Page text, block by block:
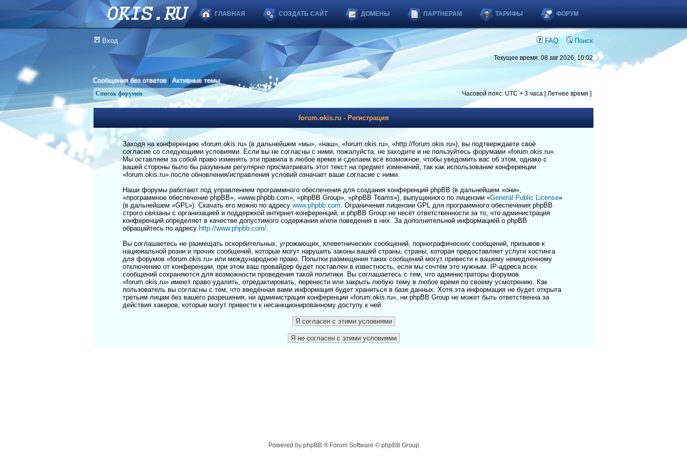
ГЛАВНАЯ СОЗДАТЬ САЙТ ДОМЕНЫ ПАРТНЕРАМ ТАРИФЫ ФОРУМ
Вход FAQ Поиск
Текущее время: 08 авг 2026, 10:02
Сообщения без ответов |Активные темы
Список форумов Часовой пояс: UTC + 3 часа [ Летнее время ]
forum.okis.ru - Регистрация
Заходя на конференцию «forum.okis.ru» (в дальнейшем «мы», «наш», «forum.okis.ru», «http://forum.okis.ru»), вы подтверждаете своё
согласие со следующими условиями. Если вы не согласны с ними, пожалуйста, не заходите и не пользуйтесь форумами «forum.okis.ru».
Мы оставляем за собой право изменять эти правила в любое время и сделаем всё возможное, чтобы уведомить вас об этом, однако с
вашей стороны было бы разумным регулярно просматривать этот текст на предмет изменений, так как использование конференции
«forum.okis.ru» после обновления/исправления условий означает ваше согласие с ними.
Наши форумы работают под управлением программного обеспечения для создания конференций phpBB (в дальнейшем «они»,
«программное обеспечение phpBB», «www.phpbb.com», «phpBB Group», «phpBB Teams»), выпущенного по лицензии «General Public License»
(в дальнейшем «GPL»). Скачать его можно по адресу www.phpbb.com. Ограничения лицензии GPL для программного обеспечения phpBB
строго связаны с организацией и поддержкой интернет-конференций, и phpBB Group не несёт ответственности за то, что администрация
конференций определяет в качестве допустимого содержания и/или поведения в них. За дополнительной информацией о phpBB
обращайтесь по адресу http://www.phpbb.com/.
Вы соглашаетесь не размещать оскорбительных, угрожающих, клеветнических сообщений, порнографических сообщений, призывов к
национальной розни и прочих сообщений, которые могут нарушить законы вашей страны, страны, которая предоставляет услуги хостинга
для форумов «forum.okis.ru» или международное право. Попытки размещения таких сообщений могут привести к вашему немедленному
отключению от конференции, при этом ваш провайдер будет поставлен в известность, если мы сочтём это нужным. IP-адреса всех
сообщений сохраняются для возможности проведения такой политики. Вы соглашаетесь с тем, что администраторы форумов
«forum.okis.ru» имеют право удалить, отредактировать, перенести или закрыть любую тему в любое время по своему усмотрению. Как
пользователь вы согласны с тем, что введённая вами информация будет храниться в базе данных. Хотя эта информация не будет открыта
третьим лицам без вашего разрешения, ни администрация конференции «forum.okis.ru», ни phpBB Group не может быть ответственна за
действия хакеров, которые могут привести к несанкционированному доступу к ней.
Powered by phpBB ® Forum Software © phpBB Group